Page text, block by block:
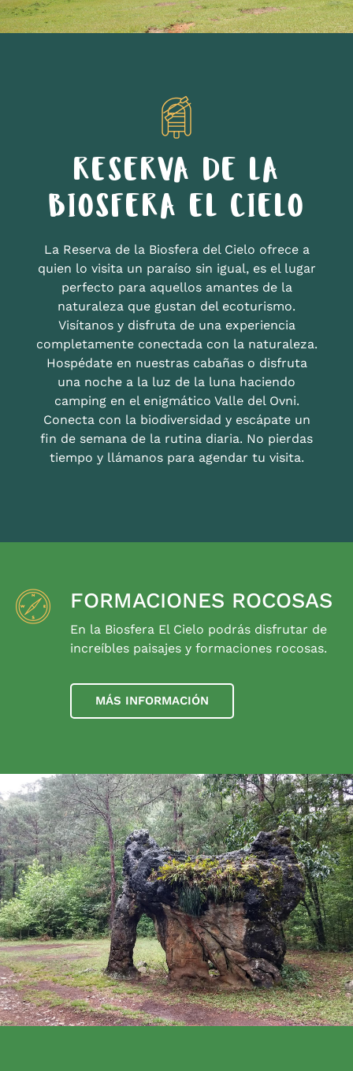
RESERVA DE LA
BIOSFERA EL CIELO
La Reserva de la Biosfera del Cielo ofrece a
quien lo visita un paraíso sin igual, es el lugar
perfecto para aquellos amantes de la
naturaleza que gustan del ecoturismo.
Visítanos y disfruta de una experiencia
completamente conectada con la naturaleza.
Hospédate en nuestras cabañas o disfruta
una noche a la luz de la luna haciendo
camping en el enigmático Valle del Ovni.
Conecta con la biodiversidad y escápate un
fin de semana de la rutina diaria. No pierdas
tiempo y llámanos para agendar tu visita.
FORMACIONES ROCOSAS
En la Biosfera El Cielo podrás disfrutar de
increíbles paisajes y formaciones rocosas.
MÁS INFORMACIÓN